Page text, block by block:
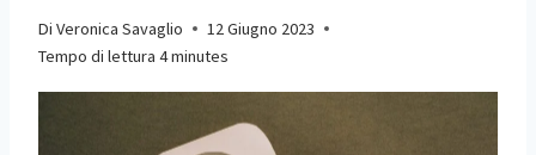
Di Veronica Savaglio
12 Giugno 2023
Tempo di lettura 4minutes